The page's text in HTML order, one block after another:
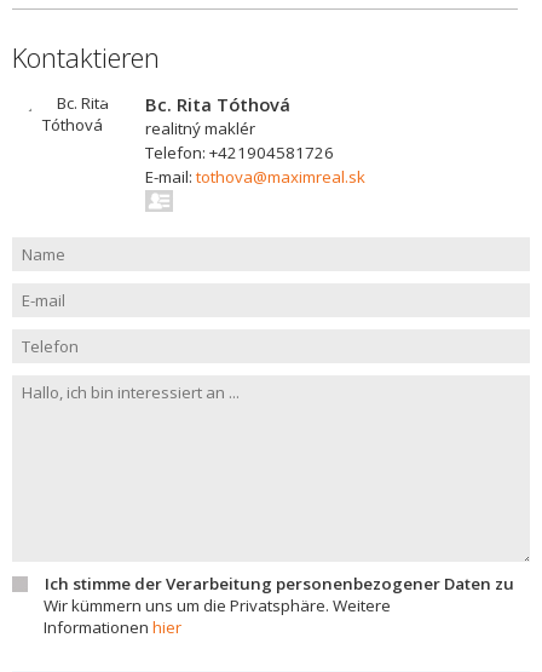
Kontaktieren
Bc. Rita Tóthová
realitný maklér
Telefon: +421904581726
E-mail: tothova@maximreal.sk
Ich stimme der Verarbeitung personenbezogener Daten zu
Wir kümmern uns um die Privatsphäre. Weitere
Informationen hier